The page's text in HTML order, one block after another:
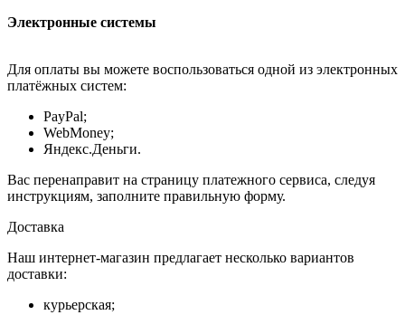
Электронные системы
Для оплаты вы можете воспользоваться одной из электронных
платёжных систем:
PayPal;
WebMoney;
Яндекс.Деньги.
Вас перенаправит на страницу платежного сервиса, следуя
инструкциям, заполните правильную форму.
Доставка
Наш интернет-магазин предлагает несколько вариантов
доставки:
курьерская;